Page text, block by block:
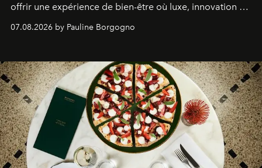
offrir une expérience de bien-être où luxe, innovation et
07.08.2026 by Pauline Borgogno